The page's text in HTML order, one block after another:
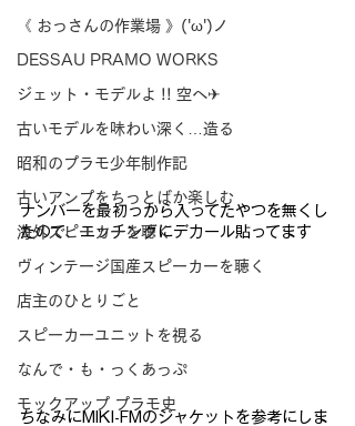
《 おっさんの作業場 》('ω')ノ
DESSAU PRAMO WORKS
ジェット・モデルよ !! 空へ✈
古いモデルを味わい深く…造る
昭和のプラモ少年制作記
古いアンプをちっとばか楽しむ
海外スピーカーを聴く
ヴィンテージ国産スピーカーを聴く
店主のひとりごと
スピーカーユニットを視る
なんで・も・っくあっぷ
モックアップ プラモ史
ナンバーを最初っから入ってたやつを無くし
たので、エッチングにデカール貼ってます
ちなみにMIKI-FMのジャケットを参考にしま